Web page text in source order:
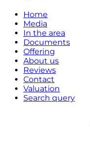
Home
Media
In the area
Documents
Offering
About us
Reviews
Contact
Valuation
Search query